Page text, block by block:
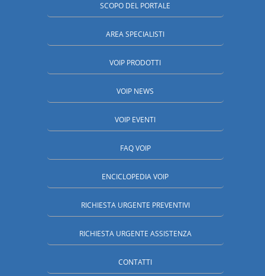
SCOPO DEL PORTALE
AREA SPECIALISTI
VOIP PRODOTTI
VOIP NEWS
VOIP EVENTI
FAQ VOIP
ENCICLOPEDIA VOIP
RICHIESTA URGENTE PREVENTIVI
RICHIESTA URGENTE ASSISTENZA
CONTATTI